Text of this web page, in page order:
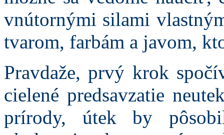
vnútornými silami
tvarom, farbám a javom,
Pravdaže, prvý krok
cielené predsavzatie
prírody, útek by